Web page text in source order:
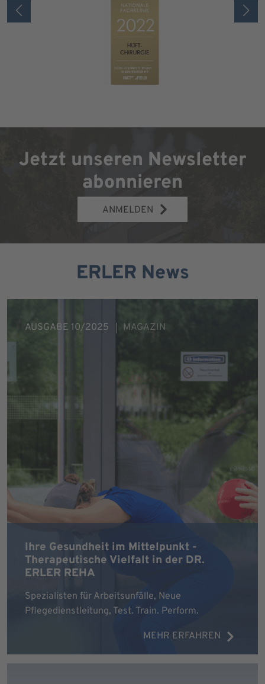
Jetzt unseren Newsletter
abonnieren
ANMELDEN
ERLER News
Ihre Gesundheit im Mittelpunkt -
Therapeutische Vielfalt in der DR.
ERLER REHA
Spezialisten für Arbeitsunfälle, Neue
Pflegedienstleitung, Test. Train. Perform.
MEHR ERFAHREN
AUSGABE 10/2025 MAGAZIN